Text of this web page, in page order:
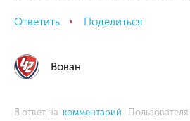
Ответить Поделиться
Вован
В ответ на комментарий Пользователя